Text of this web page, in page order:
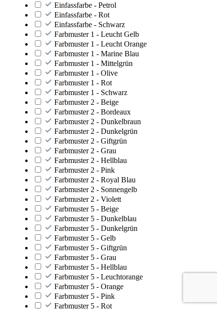
Einfassfarbe - Petrol
Einfassfarbe - Rot
Einfassfarbe - Schwarz
Farbmuster 1 - Leucht Gelb
Farbmuster 1 - Leucht Orange
Farbmuster 1 - Marine Blau
Farbmuster 1 - Mittelgrün
Farbmuster 1 - Olive
Farbmuster 1 - Rot
Farbmuster 1 - Schwarz
Farbmuster 2 - Beige
Farbmuster 2 - Bordeaux
Farbmuster 2 - Dunkelbraun
Farbmuster 2 - Dunkelgrün
Farbmuster 2 - Giftgrün
Farbmuster 2 - Grau
Farbmuster 2 - Hellblau
Farbmuster 2 - Pink
Farbmuster 2 - Royal Blau
Farbmuster 2 - Sonnengelb
Farbmuster 2 - Violett
Farbmuster 5 - Beige
Farbmuster 5 - Dunkelblau
Farbmuster 5 - Dunkelgrün
Farbmuster 5 - Gelb
Farbmuster 5 - Giftgrün
Farbmuster 5 - Grau
Farbmuster 5 - Hellblau
Farbmuster 5 - Leuchtorange
Farbmuster 5 - Orange
Farbmuster 5 - Pink
Farbmuster 5 - Rot